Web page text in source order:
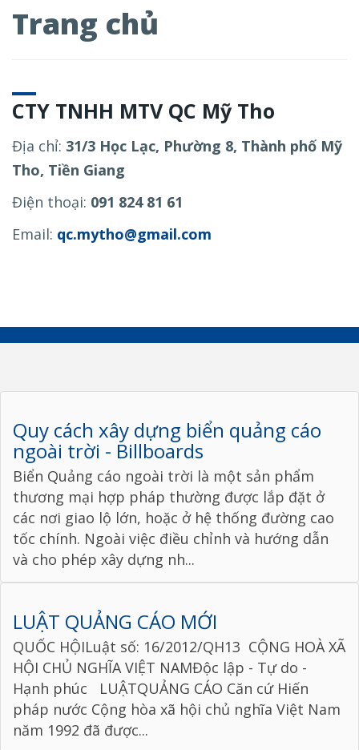
Trang chủ
CTY TNHH MTV QC Mỹ Tho
Địa chỉ: 31/3 Học Lạc, Phường 8, Thành phố Mỹ
Tho, Tiền Giang
Điện thoại: 091 824 81 61
Email: qc.mytho@gmail.com
Quy cách xây dựng biển quảng cáo
ngoài trời - Billboards
Biển Quảng cáo ngoài trời là một sản phẩm
thương mại hợp pháp thường được lắp đặt ở
các nơi giao lộ lớn, hoặc ở hệ thống đường cao
tốc chính. Ngoài việc điều chỉnh và hướng dẫn
và cho phép xây dựng nh...
LUẬT QUẢNG CÁO MỚI
QUỐC HỘILuật số: 16/2012/QH13 CỘNG HOÀ XÃ
HỘI CHỦ NGHĨA VIỆT NAMĐộc lập - Tự do -
Hạnh phúc LUẬTQUẢNG CÁO Căn cứ Hiến
pháp nước Cộng hòa xã hội chủ nghĩa Việt Nam
năm 1992 đã được...